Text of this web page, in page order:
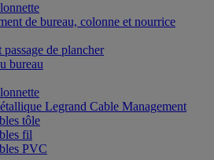
de bureau, colonne et nourrice
de plancher
bureau
Legrand Cable Management
tôle
fil
PVC